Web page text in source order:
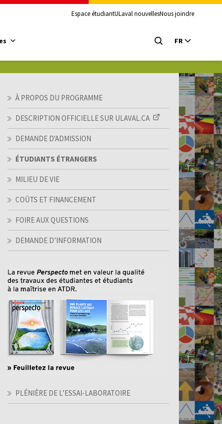
Espace étudiantULaval nouvellesNous joindre
FR
À PROPOS DU PROGRAMME
DESCRIPTION OFFICIELLE SUR ULAVAL.CA
DEMANDE D'ADMISSION
ÉTUDIANTS ÉTRANGERS
MILIEU DE VIE
COÛTS ET FINANCEMENT
FOIRE AUX QUESTIONS
DEMANDE D’INFORMATION
PLÉNIÈRE DE L’ESSAI-LABORATOIRE